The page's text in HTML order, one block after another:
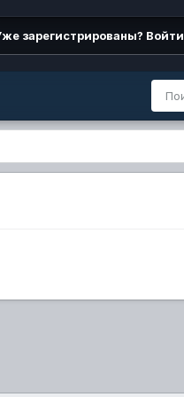
зарегистрированы? Войти